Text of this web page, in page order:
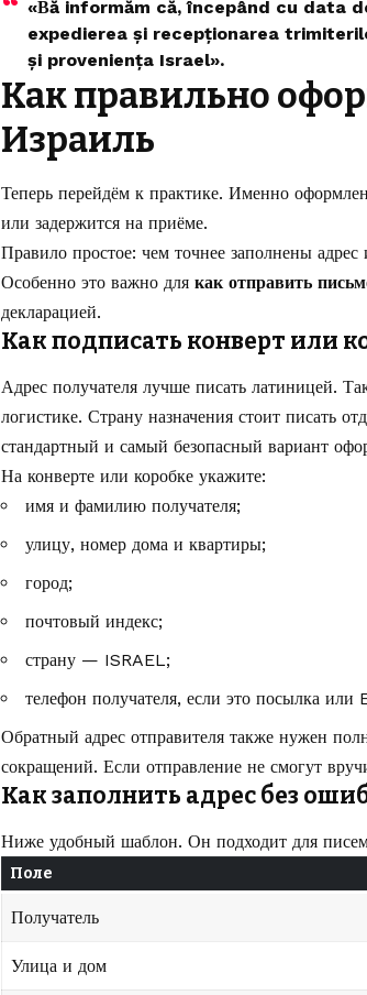
«Вă informăm că, începând cu data
expedierea și recepționarea
și proveniența Israel».
Как правильно
Израиль
Теперь перейдём к практике. Именно
или задержится на приёме.
Правило простое: чем точнее заполнены
Особенно это важно для как отправить
декларацией.
Как подписать конверт или
Адрес получателя лучше писать латиницей.
логистике. Страну назначения стоит писать
стандартный и самый безопасный вариант
На конверте или коробке укажите:
имя и фамилию получателя;
улицу, номер дома и квартиры;
город;
почтовый индекс;
страну — ISRAEL;
телефон получателя, если это посылка или
Обратный адрес отправителя также нужен
сокращений. Если отправление не смогут
Как заполнить адрес без
Ниже удобный шаблон. Он подходит для
Поле
Получатель
Улица и дом